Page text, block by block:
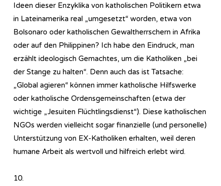
Ideen dieser Enzyklika von katholischen Politikern etwa
in Lateinamerika real „umgesetzt“ worden, etwa von
Bolsonaro oder katholischen Gewaltherrschern in Afrika
oder auf den Philippinen? Ich habe den Eindruck, man
erzählt ideologisch Gemachtes, um die Katholiken „bei
der Stange zu halten“. Denn auch das ist Tatsache:
„Global agieren“ können immer katholische Hilfswerke
oder katholische Ordensgemeinschaften (etwa der
wichtige „Jesuiten Flüchtlingsdienst“). Diese katholischen
NGOs werden vielleicht sogar finanzielle (und personelle)
Unterstützung von EX-Katholiken erhalten, weil deren
humane Arbeit als wertvoll und hilfreich erlebt wird.
10.